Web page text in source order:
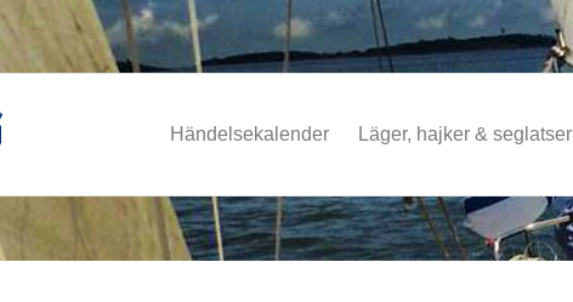
Händelsekalender Läger, hajker & seglatser